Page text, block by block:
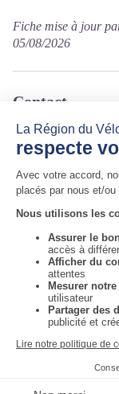
Fiche mise à jour
05/08/2026
Contact
Lac du Bouchet
43510 Le Bouchet-
Tél. 04 71 00 82 65
Courriel:
Auvergne-Rhône-
Informations